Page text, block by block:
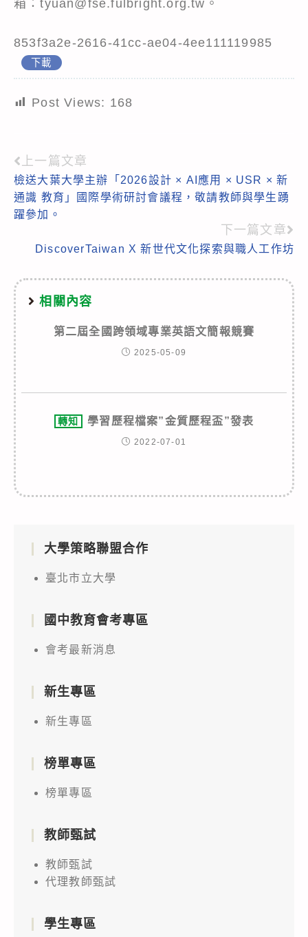
箱：tyuan@fse.fulbright.org.tw。
853f3a2e-2616-41cc-ae04-4ee111119985
下載
Post Views: 168
Read
more
articles
上一篇文章
檢送大葉大學主辦「2026設計 × AI應用 × USR × 新
通識 教育」國際學術研討會議程，敬請教師與學生踴
躍參加。
下一篇文章
DiscoverTaiwan X 新世代文化探索與職人工作坊
相關內容
第二屆全國跨領域專業英語文簡報競賽
2025-05-09
轉知 學習歷程檔案”金質歷程盃”發表
2022-07-01
大學策略聯盟合作
臺北市立大學
國中教育會考專區
會考最新消息
新生專區
新生專區
榜單專區
榜單專區
教師甄試
教師甄試
代理教師甄試
學生專區